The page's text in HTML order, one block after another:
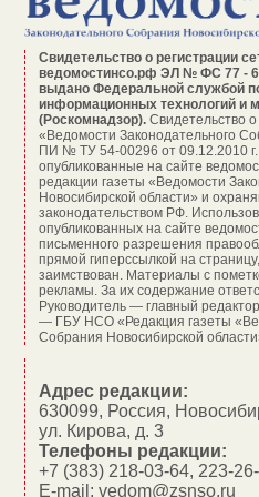
Свидетельство о регистрации
ведомостинсо.рф ЭЛ № ФС 77 -
выдано Федеральной службой
информационных технологий и
(Роскомнадзор).Свидетельство
«Ведомости Законодательного
ПИ № ТУ 54-00296 от 09.12.2010
опубликованные на сайте
редакции газеты «Ведомости
Новосибирской области» и
законодательством РФ.
опубликованных на сайте
письменного разрешения
прямой гиперссылкой на
заимствован. Материалы с
рекламы. За их содержание
Руководитель — главный
— ГБУ НСО «Редакция газеты
Собрания Новосибирской
Адрес редакции:
630099, Россия,
ул. Кирова, д. 3
Телефоны редакции:
+7 (383) 218-03-64, 223-
E-mail: vedom@zsnso.ru